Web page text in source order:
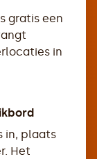
gratis een
in
in, plaats
Het